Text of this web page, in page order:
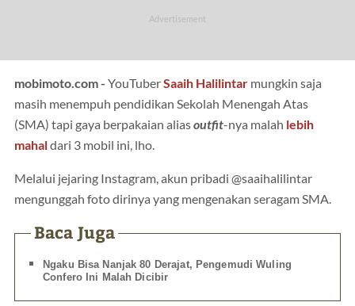
mobimoto.com - YouTuberSaaih Halilintar mungkin saja
masih menempuh pendidikan Sekolah Menengah Atas
(SMA) tapi gaya berpakaian aliasoutfit-nya malah lebih
mahaldari 3 mobil ini, lho.
Melalui jejaring Instagram, akun pribadi @saaihalilintar
mengunggah foto dirinya yang mengenakan seragam SMA.
Baca Juga
Ngaku Bisa Nanjak 80 Derajat, Pengemudi Wuling
Confero Ini Malah Dicibir